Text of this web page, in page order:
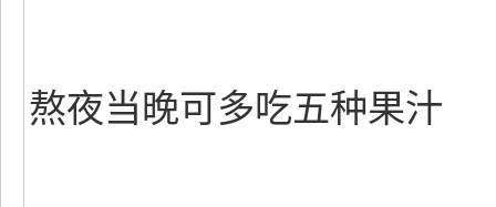
熬夜当晚可多吃五种果汁